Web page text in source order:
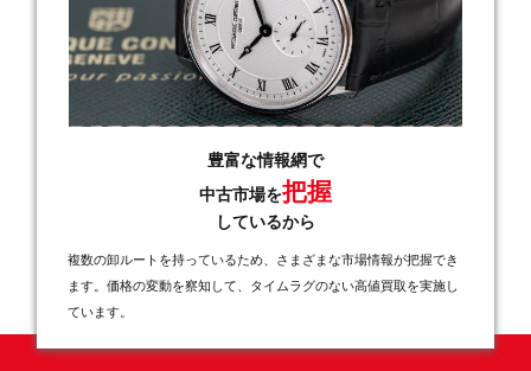
豊富な情報網で
中古市場を把握
しているから
複数の卸ルートを持っているため、さまざまな市場情報が把握でき
ます。価格の変動を察知して、タイムラグのない高値買取を実施し
ています。